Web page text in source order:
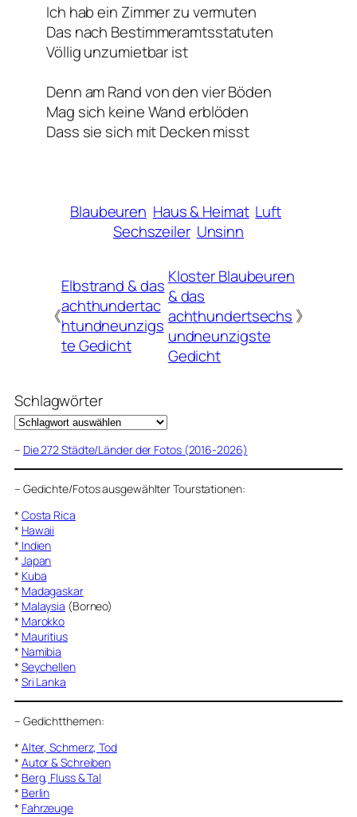
Ich hab ein Zimmer zu vermuten
Das nach Bestimmeramtsstatuten
Völlig unzumietbar ist
Denn am Rand von den vier Böden
Mag sich keine Wand erblöden
Dass sie sich mit Decken misst
Blaubeuren Haus & Heimat Luft
Sechszeiler Unsinn
《
Elbstrand & das
achthundertac
htundneunzigs
te Gedicht
Kloster Blaubeuren
& das
achthundertsechs
undneunzigste
Gedicht
》
Schlagwörter
– Die 272 Städte/Länder der Fotos (2016-2026)
– Gedichte/Fotos ausgewählter Tourstationen:
* Costa Rica
* Hawaii
* Indien
* Japan
* Kuba
* Madagaskar
* Malaysia (Borneo)
* Marokko
* Mauritius
* Namibia
* Seychellen
* Sri Lanka
– Gedichtthemen:
* Alter, Schmerz, Tod
* Autor & Schreiben
* Berg, Fluss & Tal
* Berlin
* Fahrzeuge